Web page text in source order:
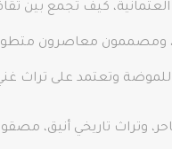
كيف تجمع بين
ومصممون معاصرون
للموضة وتعتمد على
تاريخي أنيق، مصقول.